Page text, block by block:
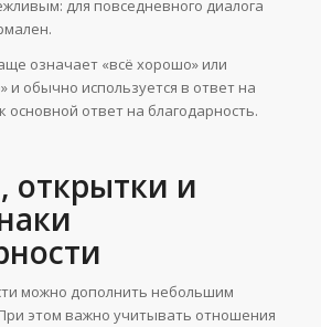
для повседневного диалога
означает «всё хорошо» или
и обычно используется в ответ на
основной ответ на благодарность.
открытки и
можно дополнить небольшим
этом важно учитывать отношения